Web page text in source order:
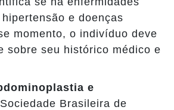
e doenças
momento, o indivíduo deve
sobre seu histórico médico e
e
Brasileira de